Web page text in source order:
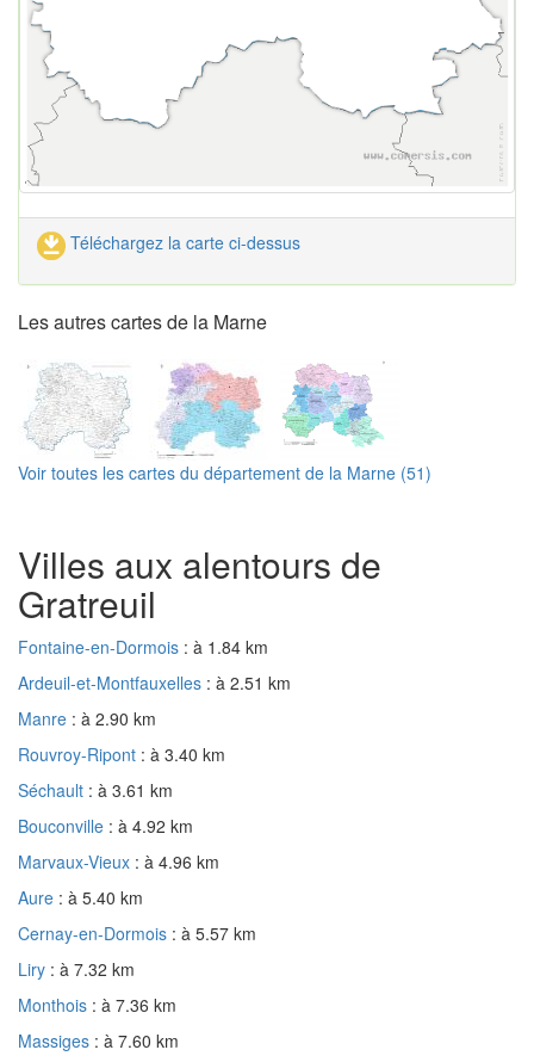
Téléchargez la carte ci-dessus
Les autres cartes de la Marne
Voir toutes les cartes du département de la Marne (51)
Villes aux alentours de
Gratreuil
Fontaine-en-Dormois : à 1.84 km
Ardeuil-et-Montfauxelles : à 2.51 km
Manre : à 2.90 km
Rouvroy-Ripont : à 3.40 km
Séchault : à 3.61 km
Bouconville : à 4.92 km
Marvaux-Vieux : à 4.96 km
Aure : à 5.40 km
Cernay-en-Dormois : à 5.57 km
Liry : à 7.32 km
Monthois : à 7.36 km
Massiges : à 7.60 km